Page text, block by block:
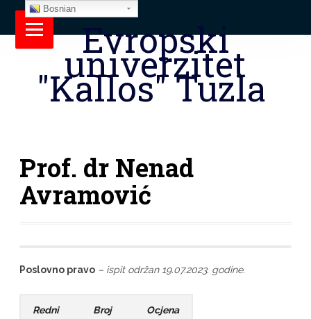
Evropski
univerzitet
"Kallos" Tuzla
Prof. dr Nenad
Avramović
Poslovno pravo – ispit održan 19.07.2023. godine.
Redni
Broj
Ocjena
Bosnian